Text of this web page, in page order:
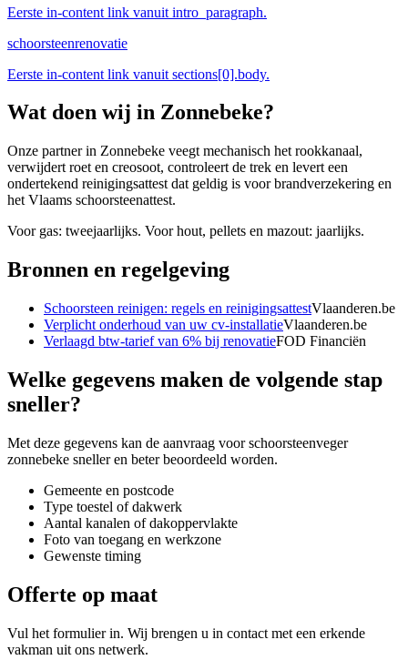
Eerste in-content link vanuit intro_paragraph.
schoorsteenrenovatie
Eerste in-content link vanuit sections[0].body.
Wat doen wij in Zonnebeke?
Onze partner in Zonnebeke veegt mechanisch het rookkanaal,
verwijdert roet en creosoot, controleert de trek en levert een
ondertekend reinigingsattest dat geldig is voor brandverzekering en
het Vlaams schoorsteenattest.
Voor gas: tweejaarlijks. Voor hout, pellets en mazout: jaarlijks.
Bronnen en regelgeving
Schoorsteen reinigen: regels en reinigingsattestVlaanderen.be
Verplicht onderhoud van uw cv-installatieVlaanderen.be
Verlaagd btw-tarief van 6% bij renovatieFOD Financiën
Welke gegevens maken de volgende stap
sneller?
Met deze gegevens kan de aanvraag voorschoorsteenveger
zonnebeke sneller en beter beoordeeld worden.
Gemeente en postcode
Type toestel of dakwerk
Aantal kanalen of dakoppervlakte
Foto van toegang en werkzone
Gewenste timing
Offerte op maat
Vul het formulier in. Wij brengen u in contact met een erkende
vakman uit ons netwerk.